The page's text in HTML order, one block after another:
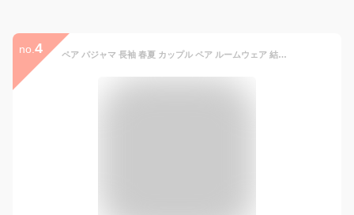
no. 4 ペア パジャマ 長袖 春夏 カップル ペア ルームウェア 結婚祝い プレゼント カップル ペア パジャマ 冬 ギフト 上下 セット 部屋着 パジャマ ペア 長袖 ペアルック カップル おそろい プレゼント メンズ パジャマ 秋 記念日 プレゼント ペア カップル 前開き クマ ベージュ